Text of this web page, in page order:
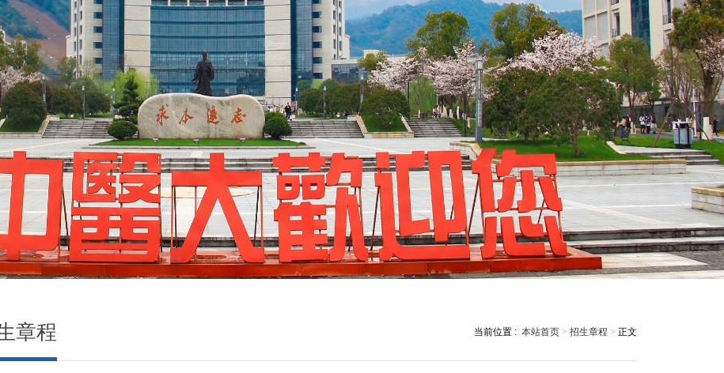
章程 当前位置 : 本站首页> 招生章程 > 正文